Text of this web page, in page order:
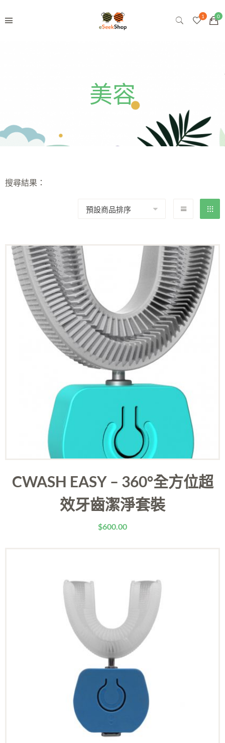
美容
搜尋結果：
CWASH EASY – 360°全方位超
效牙齒潔淨套裝
$600.00